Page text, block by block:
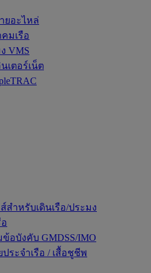
ยอะไหล่
มเรือ
VMS
เตอร์เน็ต
สำหรับเดินเรือ/ประมง
อบังคับ GMDSS/IMO
ะจำเรือ / เสื้อชูชีพ